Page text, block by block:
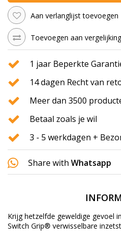
Aan verlanglijst toevoegen
Toevoegen aan vergelijking
1 jaar Beperkte
14 dagen Recht van
Meer dan 3500
Betaal zoals je wil
3 - 5 werkdagen +
Share with Whatsapp
Krijg hetzelfde geweldige gevoel
Switch Grip® verwisselbare